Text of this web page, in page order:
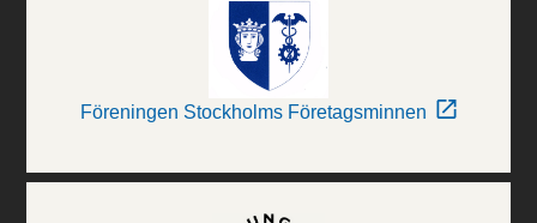
Föreningen Stockholms Företagsminnen